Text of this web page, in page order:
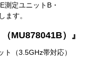
測定ユニットB・
ます。
MU878041B）』
（3.5GHz帯対応）